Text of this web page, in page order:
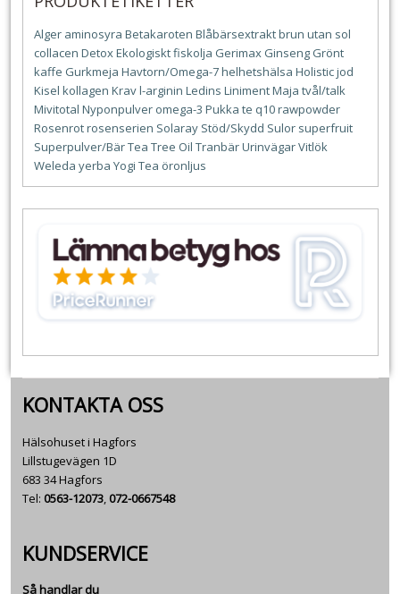
Alger aminosyra Betakaroten Blåbärsextraktbrun utan sol
collacen DetoxEkologisktfiskolja Gerimax Ginseng Grönt
kaffe Gurkmeja Havtorn/Omega-7helhetshälsa Holisticjod
Kisel kollagen Kravl-arginin Ledins LinimentMaja tvål/talk
Mivitotal Nyponpulver omega-3 Pukka te q10rawpowder
Rosenrotrosenserien Solaray Stöd/Skydd Sulor superfruit
Superpulver/BärTea Tree Oil TranbärUrinvägarVitlök
Weleda yerba Yogi Tea öronljus
KONTAKTA OSS
Hälsohuset i Hagfors
Lillstugevägen 1D
683 34 Hagfors
Tel: 0563-12073, 072-0667548
KUNDSERVICE
Så handlar du